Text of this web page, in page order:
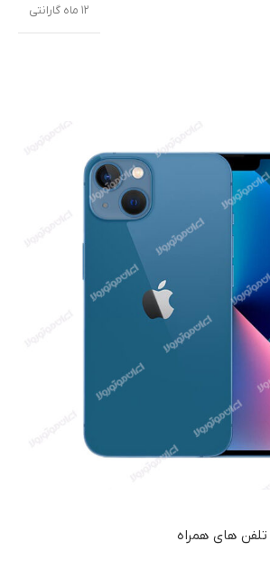
۱۲ ماه گارانتی
تلفن های همراه